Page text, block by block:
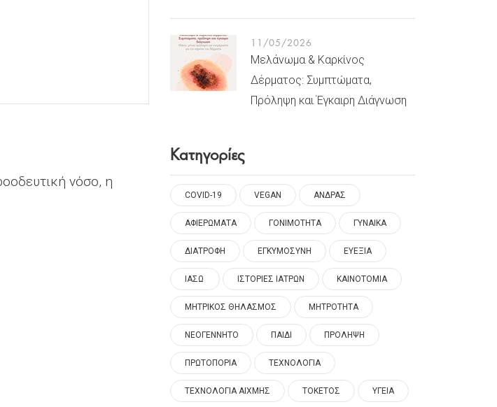
νόσο, η
11/05/2026
Μελάνωμα & Καρκίνος
Δέρματος: Συμπτώματα,
Πρόληψη και Έγκαιρη Διάγνωση
Κατηγορίες
COVID-19 VEGAN ΑΝΔΡΑΣ
ΑΦΙΕΡΩΜΑΤΑ ΓΟΝΙΜΟΤΗΤΑ ΓΥΝΑΙΚΑ
ΔΙΑΤΡΟΦΗ ΕΓΚΥΜΟΣΥΝΗ ΕΥΕΞΙΑ
ΙΑΣΩ ΙΣΤΟΡΙΕΣ ΙΑΤΡΩΝ ΚΑΙΝΟΤΟΜΙΑ
ΜΗΤΡΙΚΟΣ ΘΗΛΑΣΜΟΣ ΜΗΤΡΟΤΗΤΑ
ΝΕΟΓΕΝΝΗΤΟ ΠΑΙΔΙ ΠΡΟΛΗΨΗ
ΠΡΩΤΟΠΟΡΙΑ ΤΕΧΝΟΛΟΓΙΑ
ΤΕΧΝΟΛΟΓΙΑ ΑΙΧΜΗΣ ΤΟΚΕΤΟΣ ΥΓΕΙΑ